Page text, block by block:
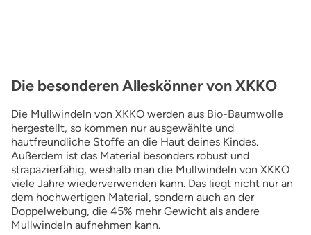
Die besonderen Alleskönner von XKKO
Die Mullwindeln von XKKO werden aus Bio-Baumwolle
hergestellt, so kommen nur ausgewählte und
hautfreundliche Stoffe an die Haut deines Kindes.
Außerdem ist das Material besonders robust und
strapazierfähig, weshalb man die Mullwindeln von XKKO
viele Jahre wiederverwenden kann. Das liegt nicht nur an
dem hochwertigen Material, sondern auch an der
Doppelwebung, die 45% mehr Gewicht als andere
Mullwindeln aufnehmen kann.